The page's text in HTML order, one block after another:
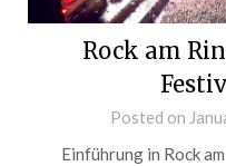
Rock am
Posted on
Einführung in Rock